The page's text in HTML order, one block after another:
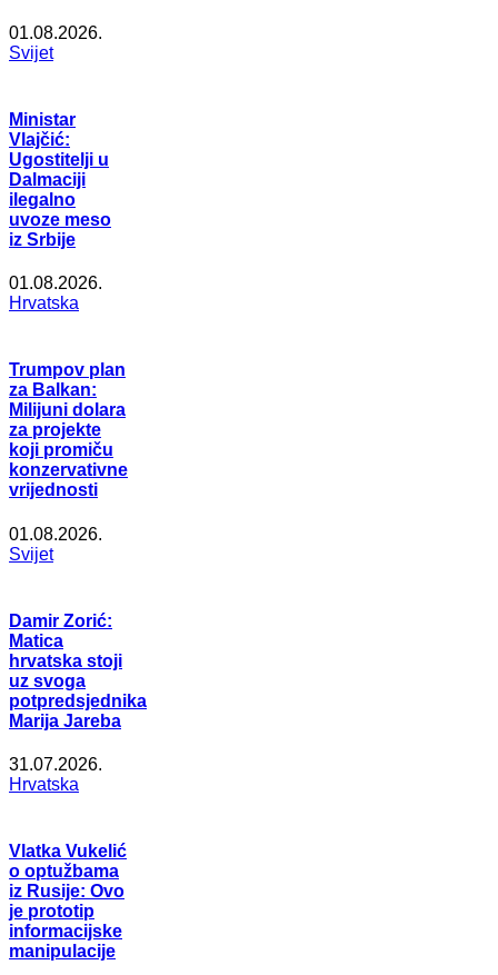
01.08.2026.
Svijet
Ministar
Vlajčić:
Ugostitelji u
Dalmaciji
ilegalno
uvoze meso
iz Srbije
01.08.2026.
Hrvatska
Trumpov plan
za Balkan:
Milijuni dolara
za projekte
koji promiču
konzervativne
vrijednosti
01.08.2026.
Svijet
Damir Zorić:
Matica
hrvatska stoji
uz svoga
potpredsjednika
Marija Jareba
31.07.2026.
Hrvatska
Vlatka Vukelić
o optužbama
iz Rusije: Ovo
je prototip
informacijske
manipulacije